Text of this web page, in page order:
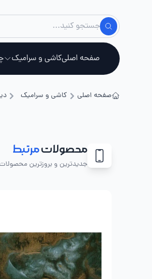
صفحه اصلیکاشی و سرامیک
صفحه اصلی کاشی و سرامیک
محصولاتمرتبط
جدیدترین و بروزترین